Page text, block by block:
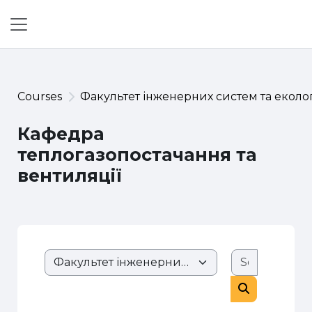
Courses Факультет інженерних систем та
Кафедра
теплогазопостачання та
вентиляції
Course categories
Search